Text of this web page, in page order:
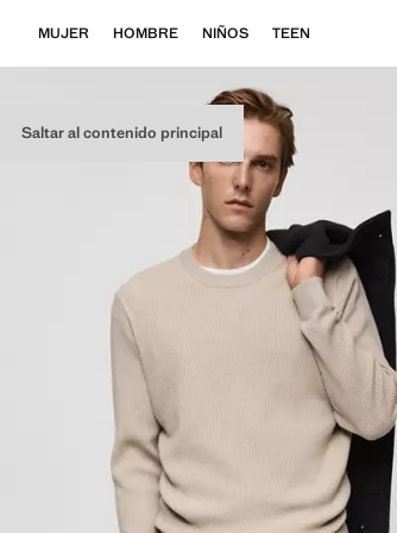
Saltar al contenido principal
MUJER HOMBRE NIÑOS TEEN